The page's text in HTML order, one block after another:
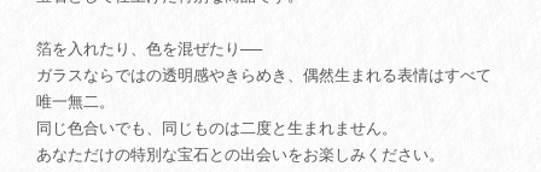
箔を入れたり、色を混ぜたり──
ガラスならではの透明感やきらめき、偶然生まれる表情はすべて
唯一無二。
同じ色合いでも、同じものは二度と生まれません。
あなただけの特別な宝石との出会いをお楽しみください。